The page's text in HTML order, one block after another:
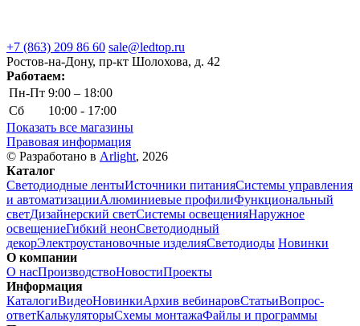
+7 (863) 209 86 60 sale@ledtop.ru
Ростов-на-Дону, пр-кт Шолохова, д. 42
Работаем:
Пн-Пт 9:00 – 18:00
Сб
10:00 - 17:00
Показать все магазины
Правовая информация
© Разработано в Arlight, 2026
Каталог
Светодиодные лентыИсточники питанияСистемы управления
и автоматизацииАлюминиевые профилиФункциональный
светДизайнерский светСистемы освещенияНаружное
освещениеГибкий неонСветодиодный
декорЭлектроустановочные изделияСветодиоды Новинки
О компании
О насПроизводствоНовостиПроекты
Информация
КаталогиВидеоНовинкиАрхив вебинаровСтатьиВопрос-
ответКалькуляторыСхемы монтажаФайлы и программы